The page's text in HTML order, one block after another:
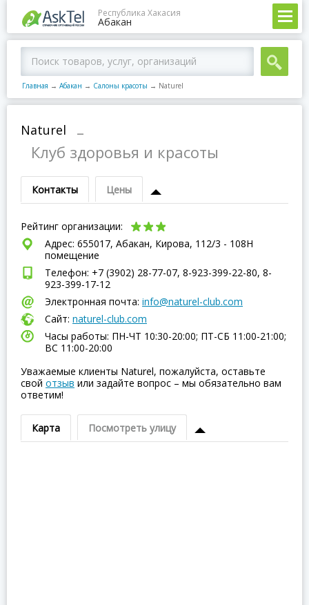
Республика Хакасия
Абакан
Главная → Абакан → Салоны красоты → Naturel
Naturel
–
Клуб здоровья и красоты
Контакты Цены
Рейтинг организации:
Адрес: 655017, Абакан, Кирова, 112/3 - 108Н
помещение
Телефон: +7 (3902) 28-77-07, 8-923-399-22-80, 8-
923-399-17-12
Электронная почта: info@naturel-club.com
Сайт: naturel-club.com
Часы работы: ПН-ЧТ 10:30-20:00; ПТ-СБ 11:00-21:00;
ВC 11:00-20:00
Уважаемые клиенты Naturel, пожалуйста, оставьте
свой отзыв или задайте вопрос – мы обязательно вам
ответим!
Карта Посмотреть улицу